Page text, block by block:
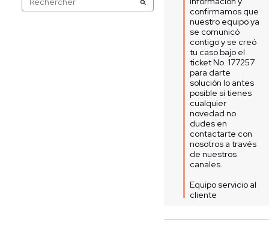
confirmamos que
nuestro equipo ya
se comunicó
contigo y se creó
tu caso bajo el
ticket No. 177257
para darte
solución lo antes
posible si tienes
cualquier
novedad no
dudes en
contactarte con
nosotros a través
de nuestros
canales.
Equipo servicio al
cliente